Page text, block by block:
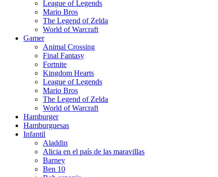
League of Legends
Mario Bros
The Legend of Zelda
World of Warcraft
Gamer
Animal Crossing
Final Fantasy
Fortnite
Kingdom Hearts
League of Legends
Mario Bros
The Legend of Zelda
World of Warcraft
Hamburger
Hamburguesas
Infantil
Aladdin
Alicia en el país de las maravillas
Barney
Ben 10